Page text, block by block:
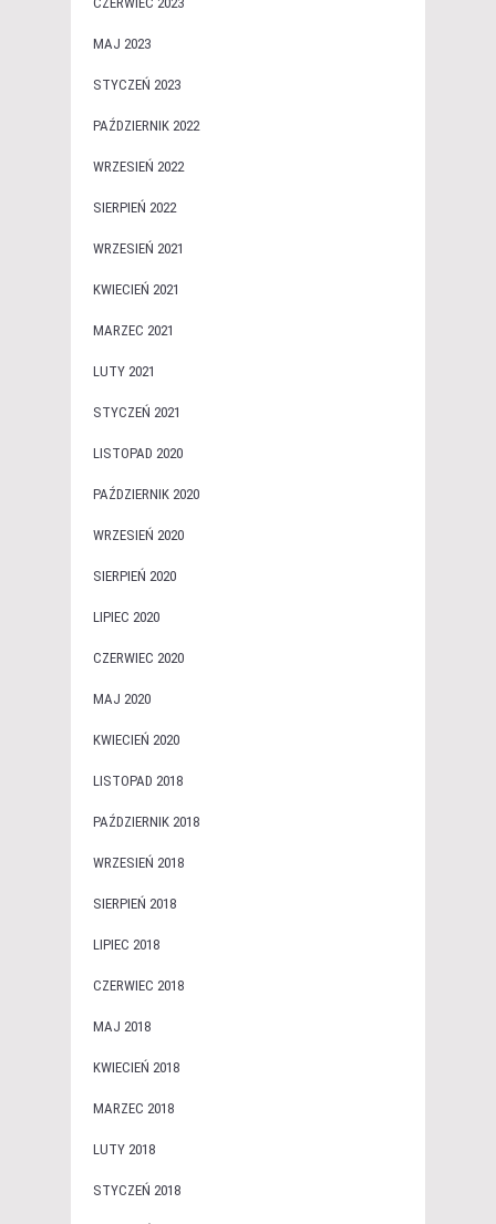
MAJ 2023
STYCZEŃ 2023
PAŹDZIERNIK 2022
WRZESIEŃ 2022
SIERPIEŃ 2022
WRZESIEŃ 2021
KWIECIEŃ 2021
MARZEC 2021
LUTY 2021
STYCZEŃ 2021
LISTOPAD 2020
PAŹDZIERNIK 2020
WRZESIEŃ 2020
SIERPIEŃ 2020
LIPIEC 2020
CZERWIEC 2020
MAJ 2020
KWIECIEŃ 2020
LISTOPAD 2018
PAŹDZIERNIK 2018
WRZESIEŃ 2018
SIERPIEŃ 2018
LIPIEC 2018
CZERWIEC 2018
MAJ 2018
KWIECIEŃ 2018
MARZEC 2018
LUTY 2018
STYCZEŃ 2018